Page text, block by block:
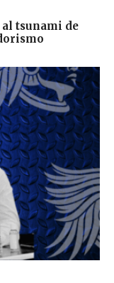
al tsunami de